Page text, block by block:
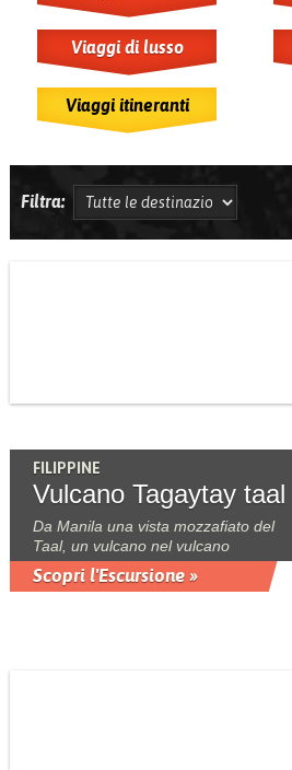
Viaggi di lusso
Viaggi itineranti
Filtra:
FILIPPINE
Vulcano Tagaytay taal
Da Manila una vista mozzafiato del
Taal, un vulcano nel vulcano
Scopri l'Escursione »